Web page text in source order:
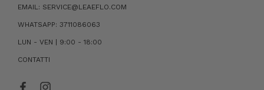
EMAIL: SERVICE@LEAEFLO.COM
WHATSAPP: 3711086063
LUN - VEN | 9:00 - 18:00
CONTATTI